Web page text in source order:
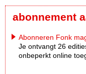
abonnement
Abonneren Fonk
Je ontvangt 26
onbeperkt online